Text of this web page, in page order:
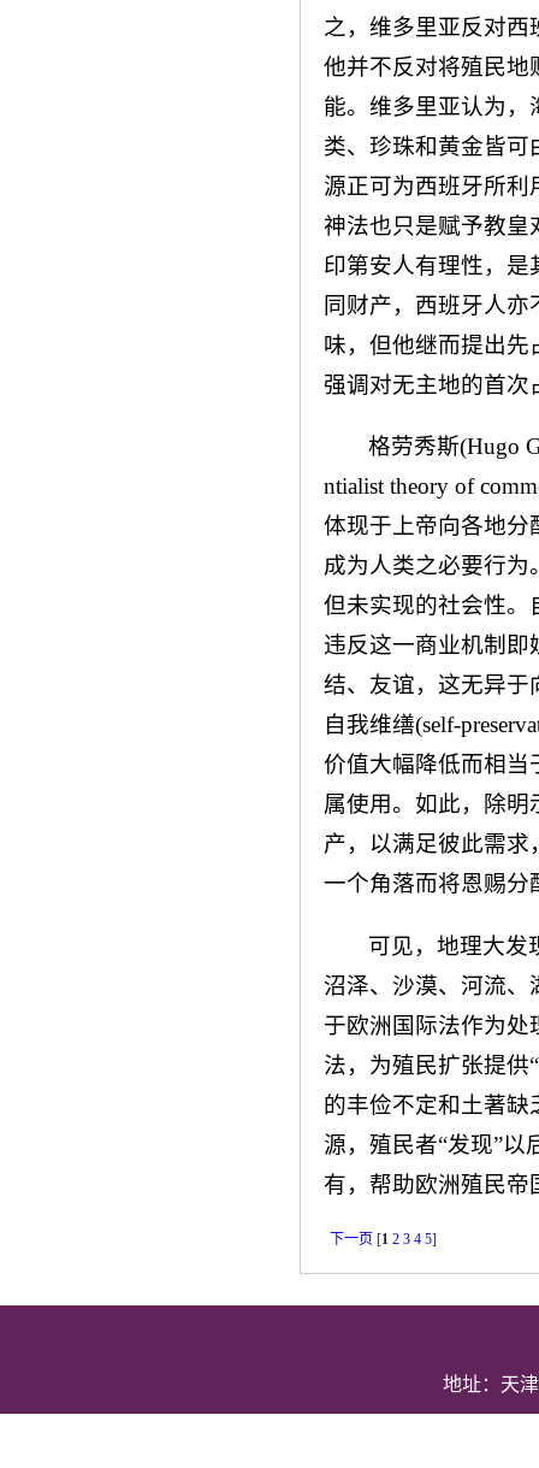
之，维多里亚反对西
他并不反对将殖民地
能。维多里亚认为
类、珍珠和黄金皆
源正可为西班牙所
神法也只是赋予教皇
印第安人有理性，
同财产，西班牙人
味，但他继而提出
强调对无主地的首次
格劳秀斯(Hugo
ntialist theory of
体现于上帝向各地分
成为人类之必要行
但未实现的社会性。
违反这一商业机制
结、友谊，这无异于
自我维缮(self-
价值大幅降低而相当
属使用。如此，除
产，以满足彼此需
一个角落而将恩赐分
可见，地理大发
沼泽、沙漠、河流
于欧洲国际法作为处
法，为殖民扩张提供
的丰俭不定和土著
源，殖民者“发现”
有，帮助欧洲殖民帝
下一页 [1 2 3 4 5]
地址：天